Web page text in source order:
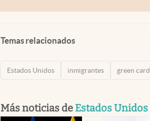
Temas relacionados
Estados Unidos inmigrantes green card
Más noticias de Estados Unidos